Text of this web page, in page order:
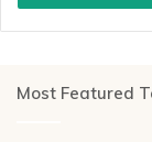
Most Featured